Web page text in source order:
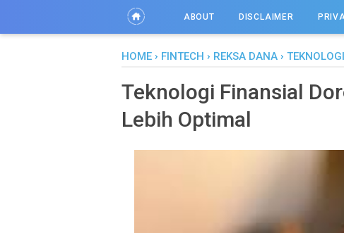
ABOUT DISCLAIMER
HOME › FINTECH › REKSA DANA › TEKNOLOGI
Teknologi Finansial
Lebih Optimal